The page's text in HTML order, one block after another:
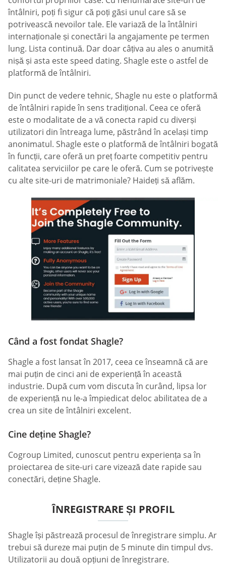
întâlniri, poți fi sigur că poți găsi unul care să se
potrivească nevoilor tale. Ele variază de la întâlniri
internaționale și conectări la angajamente pe termen
lung. Lista continuă. Dar doar câțiva au ales o anumită
nișă și asta este speed dating. Shagle este o astfel de
platformă de întâlniri.
Din punct de vedere tehnic, Shagle nu este o platformă
de întâlniri rapide în sens tradițional. Ceea ce oferă
este o modalitate de a vă conecta rapid cu diverși
utilizatori din întreaga lume, păstrând în același timp
anonimatul. Shagle este o platformă de întâlniri bogată
în funcții, care oferă un preț foarte competitiv pentru
calitatea serviciilor pe care le oferă. Cum se potrivește
cu alte site-uri de matrimoniale? Haideți să aflăm.
Când a fost fondat Shagle?
Shagle a fost lansat în 2017, ceea ce înseamnă că are
mai puțin de cinci ani de experiență în această
industrie. După cum vom discuta în curând, lipsa lor
de experiență nu le-a împiedicat deloc abilitatea de a
crea un site de întâlniri excelent.
Cine deține Shagle?
Cogroup Limited, cunoscut pentru experiența sa în
proiectarea de site-uri care vizează date rapide sau
conectări, deține Shagle.
ÎNREGISTRARE ȘI PROFIL
Shagle își păstrează procesul de înregistrare simplu. Ar
trebui să dureze mai puțin de 5 minute din timpul dvs.
Utilizatorii au două opțiuni de înregistrare.